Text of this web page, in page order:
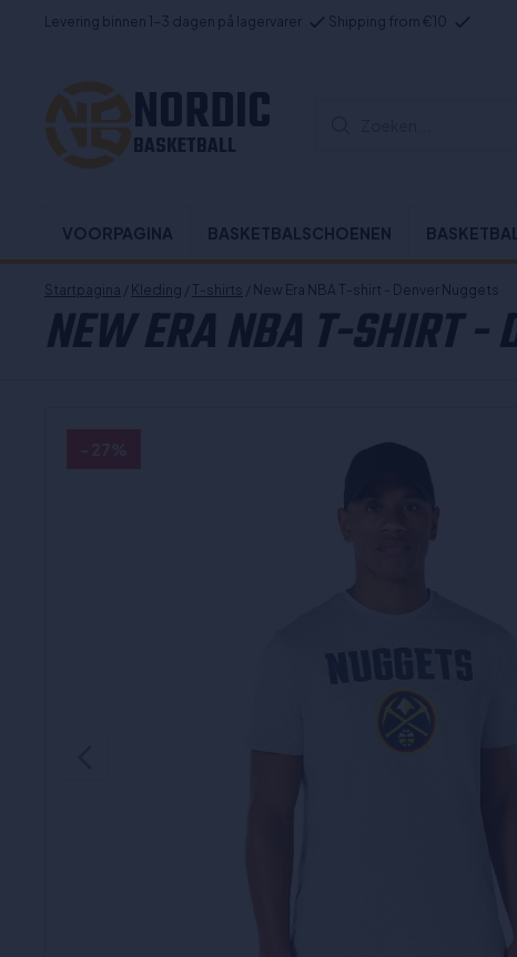
Levering binnen 1-3 dagen på lagervarer Shipping from €10
NORDIC
BASKETBALL
VOORPAGINA BASKETBALSCHOENEN
Startpagina / Kleding / T-shirts / New Era NBA T-shirt - Denver Nuggets
NEW ERA NBA T-SHIRT -